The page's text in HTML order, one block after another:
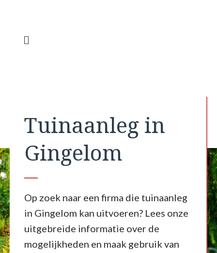
inhoud
Tuinaanleg in
Gingelom
Op zoek naar een firma die tuinaanleg
in Gingelom kan uitvoeren? Lees onze
uitgebreide informatie over de
mogelijkheden en maak gebruik van